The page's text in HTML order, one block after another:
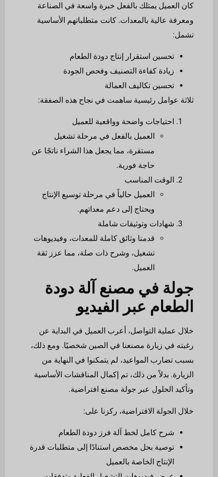
كان العميل يمتلك بالفعل خبرة واسعة في الصناعة
ومعرفة عالية بالمعدات. كانت متطلباتهم الأساسية
تشمل:
تحسين استقرار إنتاج دودة الطعام
زيادة كفاءة التصنيف وفحص الجودة
تحسين تكاليف العمالة
ثلاثة عوامل رئيسية ساهمت في نجاح هذه الصفقة:
احتياجات واضحة وواقعية للعميل
العميل بالفعل في مرحلة تشغيل
مستقرة، مما يجعل هذا الشراء ناتجًا عن
حاجة فورية.
الوقت المناسب
العميل حالياً في مرحلة توسيع الإنتاج
ويحتاج إلى دعم معداتهم.
شهادات وتوثيقات شاملة
قدمنا وثائق كاملة للمعدات، وفيديوهات
تشغيل، وشرح ذات صلة، مما عزز ثقة
العميل.
جولة في مصنع آلة دودة
الطعام عبر الفيديو
خلال عملية التواصل، أعرب العميل في البداية عن
رغبته في زيارة مصنعنا في الصين شخصيًا. ومع ذلك،
بسبب تضارب المواعيد، لم يتمكنوا في النهاية من
الزيارة. بدلاً من ذلك، تم إكمال المناقشات الأساسية
وتأكيد الحلول عبر جولة مصنع افتراضية.
خلال الجولة الافتراضية، ركزنا على:
شرح كامل لخط آلة فرز دودة الطعام
توصية بحل مخصص استنادًا إلى متطلبات قدرة
الإنتاج الخاصة بالعميل